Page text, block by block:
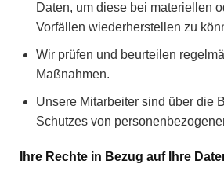
Daten, um diese bei materiellen
Vorfällen wiederherstellen zu
Wir prüfen und beurteilen
Maßnahmen.
Unsere Mitarbeiter sind über die
Schutzes von
Ihre Rechte in Bezug auf Ihre